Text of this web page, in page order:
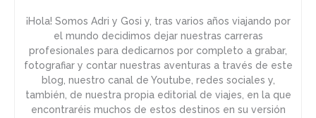
¡Hola! Somos Adri y Gosi y, tras varios años viajando por
el mundo decidimos dejar nuestras carreras
profesionales para dedicarnos por completo a grabar,
fotografiar y contar nuestras aventuras a través de este
blog, nuestro canal de Youtube, redes sociales y,
también, de nuestra propia editorial de viajes, en la que
encontraréis muchos de estos destinos en su versión